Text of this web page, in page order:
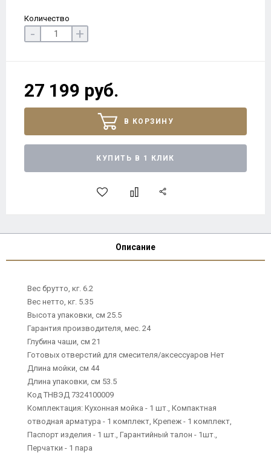
Количество
- +
27 199 руб.
В КОРЗИНУ
КУПИТЬ В 1 КЛИК
Описание
Вес брутто, кг. 6.2
Вес нетто, кг. 5.35
Высота упаковки, см 25.5
Гарантия производителя, мес. 24
Глубина чаши, см 21
Готовых отверстий для смесителя/аксессуаров Нет
Длина мойки, см 44
Длина упаковки, см 53.5
Код ТНВЭД 7324100009
Комплектация: Кухонная мойка - 1 шт., Компактная
отводная арматура - 1 комплект, Крепеж - 1 комплект,
Паспорт изделия - 1 шт., Гарантийный талон - 1шт.,
Перчатки - 1 пара